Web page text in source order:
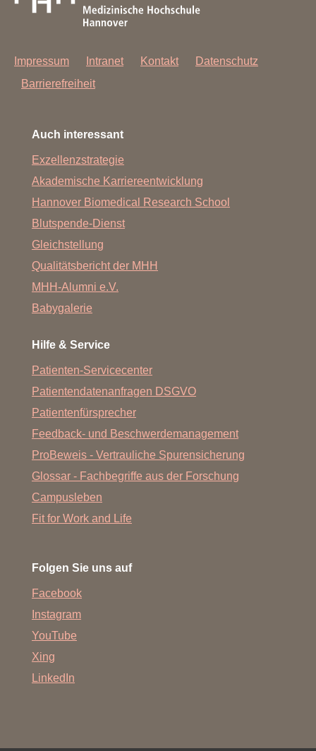
Impressum Intranet Kontakt
Datenschutz
Barrierefreiheit
Auch interessant
Exzellenzstrategie
Akademische Karriereentwicklung
Hannover Biomedical Research School
Blutspende-Dienst
Gleichstellung
Qualitätsbericht der MHH
MHH-Alumni e.V.
Babygalerie
Hilfe & Service
Patienten-Servicecenter
Patientendatenanfragen DSGVO
Patientenfürsprecher
Feedback- und Beschwerdemanagement
ProBeweis - Vertrauliche Spurensicherung
Glossar - Fachbegriffe aus der Forschung
Campusleben
Fit for Work and Life
Folgen Sie uns auf
Facebook
Instagram
YouTube
Xing
LinkedIn